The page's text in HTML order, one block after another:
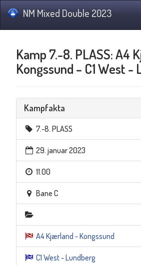
NM Mixed Double 2023
Kamp 7.-8. PLASS: A4
Kongssund – C1 West -
Kampfakta
7.-8. PLASS
29. januar 2023
11.00
Bane C
A4 Kjærland - Kongssund
C1 West - Lundberg